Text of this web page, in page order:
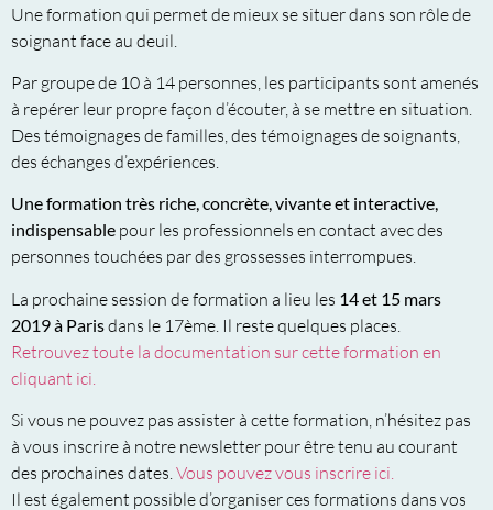
Une formation qui permet de mieux se situer dans son rôle de
soignant face au deuil.
Par groupe de 10 à 14 personnes, les participants sont amenés
à repérer leur propre façon d’écouter, à se mettre en situation.
Des témoignages de familles, des témoignages de soignants,
des échanges d’expériences.
Une formation très riche, concrète, vivante et interactive,
indispensable pour les professionnels en contact avec des
personnes touchées par des grossesses interrompues.
La prochaine session de formation a lieu les 14 et 15 mars
2019 à Parisdans le 17ème. Il reste quelques places.
Retrouvez toute la documentation sur cette formation en
cliquant ici.
Si vous ne pouvez pas assister à cette formation, n’hésitez pas
à vous inscrire à notre newsletter pour être tenu au courant
des prochaines dates.Vous pouvez vous inscrire ici.
Il est également possible d’organiser ces formations dans vos